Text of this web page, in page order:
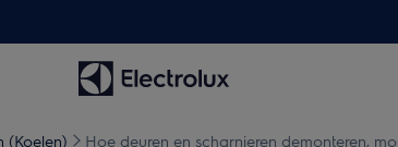
(Koelen) Hoe deuren en scharnieren demonteren,